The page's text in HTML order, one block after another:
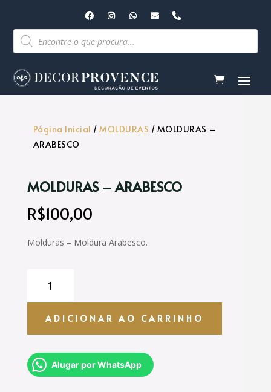
Pesquisar
produtos
Página Inicial /MOLDURAS / MOLDURAS –
ARABESCO
MOLDURAS – ARABESCO
R$100,00
Molduras – Moldura Arabesco.
ARABESCO
quantidade
ADICIONAR AO CARRINHO
Alugar por WhatsApp